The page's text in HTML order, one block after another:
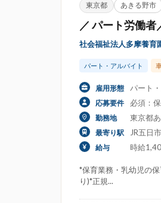
東京都 あきる野市
／ パート労働者
社会福祉法人多摩養育
パート・アルバイト
雇用形態 パート
応募要件 必須：
勤務地 東京都
最寄り駅 JR五日
給与 時給
*保育業務・乳幼児の
り)*正規...